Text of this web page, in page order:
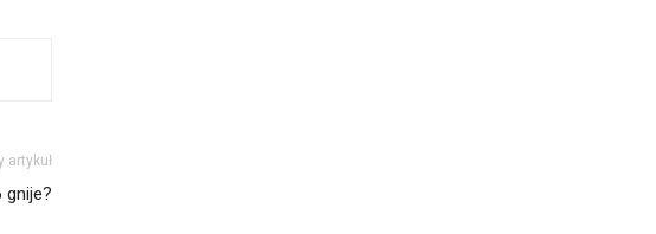
artykuł
gnije?